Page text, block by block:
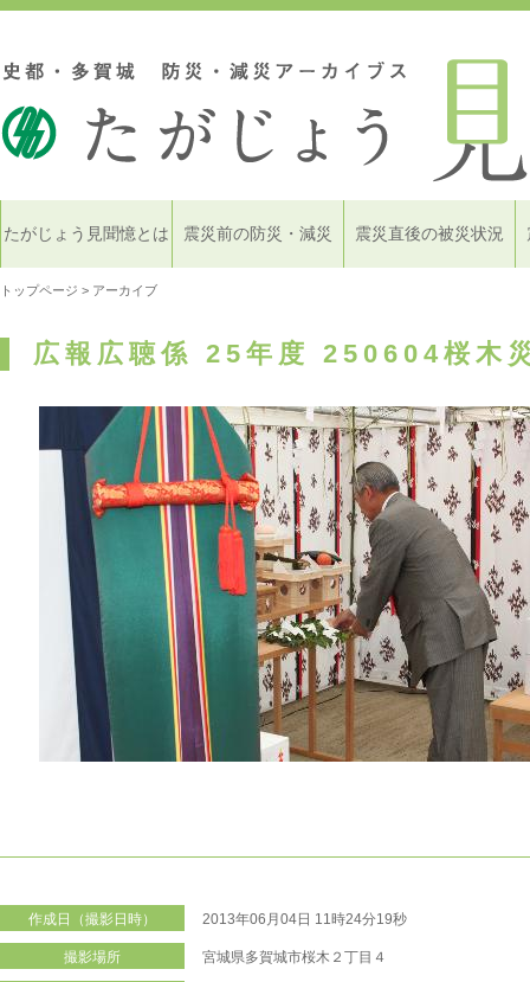
たがじょう見聞憶とは 震災前の防災・減災 震災直後の被災状況
トップページ > アーカイブ
広報広聴係 25年度 250604桜木
作成日（撮影日時） 2013年06月04日 11時24分19秒
撮影場所 宮城県多賀城市桜木２丁目４